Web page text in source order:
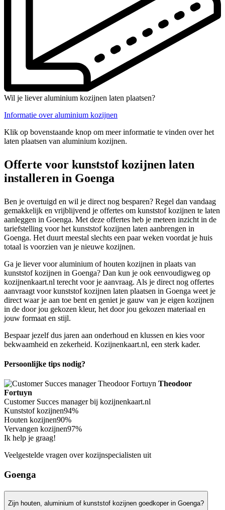
Wil je liever aluminium kozijnen laten plaatsen?
Informatie over aluminium kozijnen
Klik op bovenstaande knop om meer informatie te vinden over het
laten plaatsen van aluminium kozijnen.
Offerte voor kunststof kozijnen laten
installeren in Goenga
Ben je overtuigd en wil je direct nog besparen? Regel dan vandaag
gemakkelijk en vrijblijvend je offertes om kunststof kozijnen te laten
aanleggen in Goenga. Met deze offertes heb je meteen inzicht in de
tariefstelling voor het kunststof kozijnen laten aanbrengen in
Goenga. Het duurt meestal slechts een paar weken voordat je huis
totaal is voorzien van je nieuwe kozijnen.
Ga je liever voor aluminium of houten kozijnen in plaats van
kunststof kozijnen in Goenga? Dan kun je ook eenvoudigweg op
kozijnenkaart.nl terecht voor je aanvraag. Als je direct nog offertes
aanvraagt voor kunststof kozijnen laten plaatsen in Goenga weet je
direct waar je aan toe bent en geniet je gauw van je eigen kozijnen
in de door jou gekozen kleur, het door jou gekozen materiaal en
jouw formaat en stijl.
Bespaar jezelf dus jaren aan onderhoud en klussen en kies voor
bekwaamheid en zekerheid. Kozijnenkaart.nl, een sterk kader.
Persoonlijke tips nodig?
Theodoor
Fortuyn
Customer Succes manager bij kozijnenkaart.nl
Kunststof kozijnen94%
Houten kozijnen90%
Vervangen kozijnen97%
Ik help je graag!
Veelgestelde vragen over kozijnspecialisten uit
Goenga
Zijn houten, aluminium of kunststof kozijnen goedkoper in Goenga?